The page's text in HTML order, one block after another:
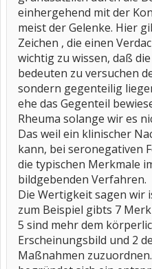
einhergehend mit der
meist der Gelenke. Hier
Zeichen , die einen
wichtig zu wissen, daß
bedeuten zu versuchen
sondern gegenteilig
ehe das Gegenteil
Rheuma solange wir es
Das weil ein klinischer
kann, bei seronegativen
die typischen Merkmale
bildgebenden Verfahren.
Die Wertigkeit sagen wir
zum Beispiel gibts 7
5 sind mehr dem
Erscheinungsbild und 2
Maßnahmen